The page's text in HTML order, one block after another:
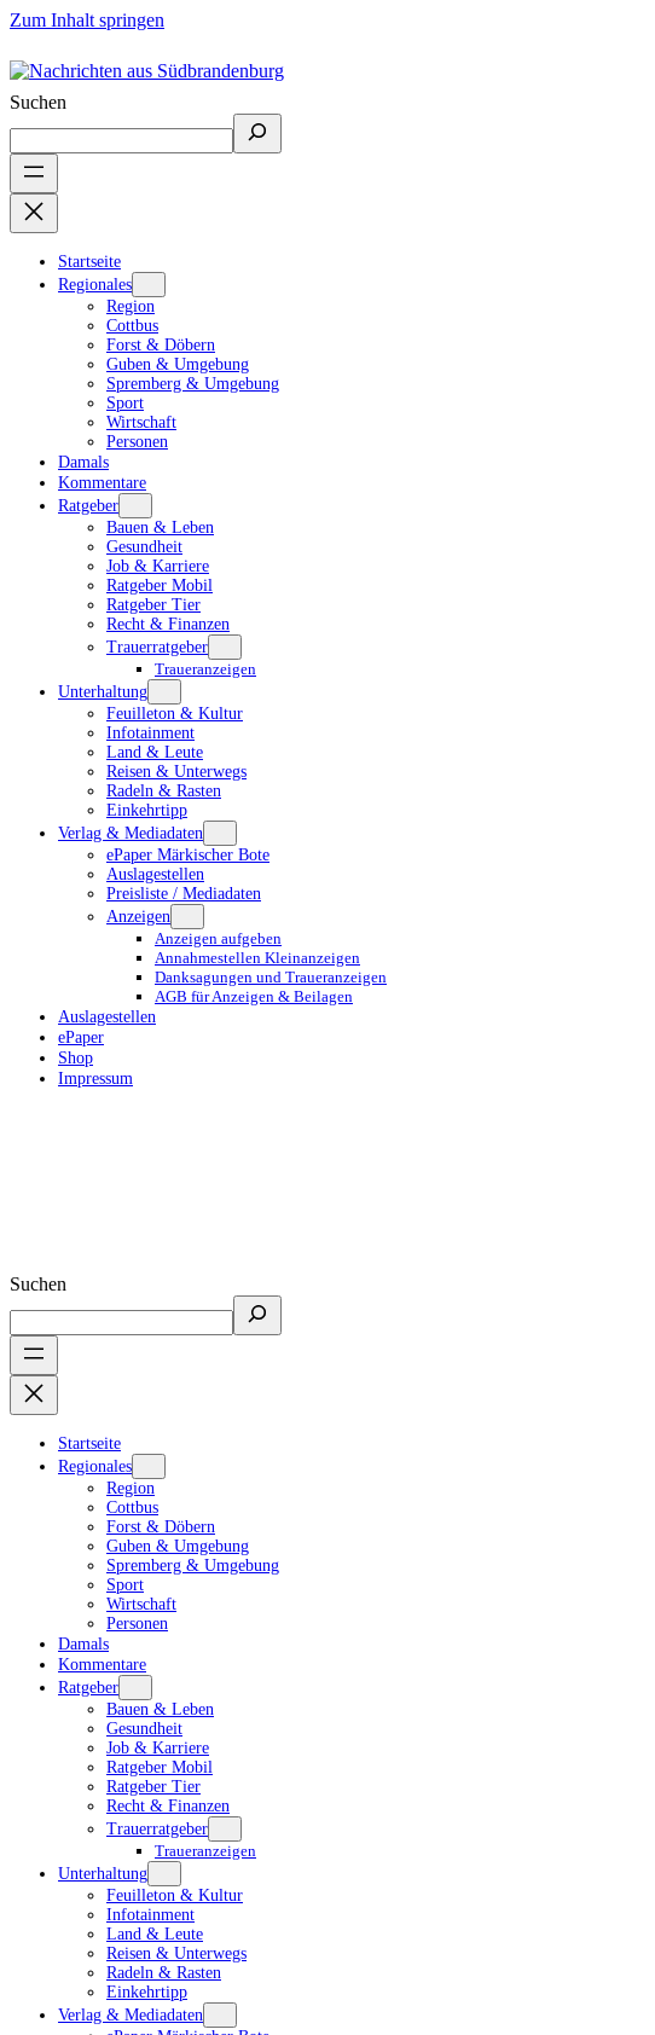
Zum Inhalt springen
Suchen
Startseite
Regionales
Region
Cottbus
Forst & Döbern
Guben & Umgebung
Spremberg & Umgebung
Sport
Wirtschaft
Personen
Damals
Kommentare
Ratgeber
Bauen & Leben
Gesundheit
Job & Karriere
Ratgeber Mobil
Ratgeber Tier
Recht & Finanzen
Trauerratgeber
Traueranzeigen
Unterhaltung
Feuilleton & Kultur
Infotainment
Land & Leute
Reisen & Unterwegs
Radeln & Rasten
Einkehrtipp
Verlag & Mediadaten
ePaper Märkischer Bote
Auslagestellen
Preisliste / Mediadaten
Anzeigen
Anzeigen aufgeben
Annahmestellen Kleinanzeigen
Danksagungen und Traueranzeigen
AGB für Anzeigen & Beilagen
Auslagestellen
ePaper
Shop
Impressum
Suchen
Startseite
Regionales
Region
Cottbus
Forst & Döbern
Guben & Umgebung
Spremberg & Umgebung
Sport
Wirtschaft
Personen
Damals
Kommentare
Ratgeber
Bauen & Leben
Gesundheit
Job & Karriere
Ratgeber Mobil
Ratgeber Tier
Recht & Finanzen
Trauerratgeber
Traueranzeigen
Unterhaltung
Feuilleton & Kultur
Infotainment
Land & Leute
Reisen & Unterwegs
Radeln & Rasten
Einkehrtipp
Verlag & Mediadaten